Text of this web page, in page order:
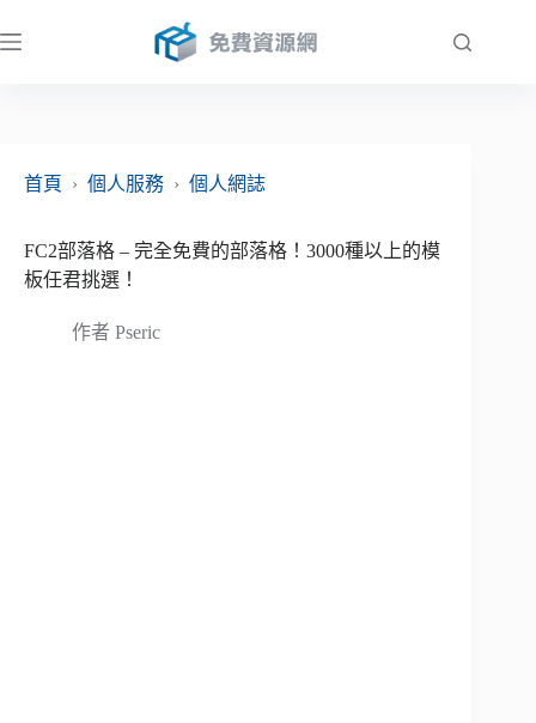
至
首頁
› 個人服務 › 個人網誌
FC2部落格 – 完全免費的部落格！3000種以上的模
板任君挑選！
作者 Pseric